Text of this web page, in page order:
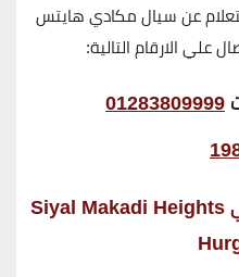
عن سيال مكادي هايتس
علي الارقام التالية:
01283809999
أنظمة السداد والتقسيط في Siyal Makadi Heights